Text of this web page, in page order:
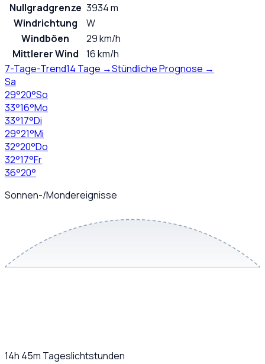
Nullgradgrenze 3934 m
Windrichtung
W
Windböen
29 km/h
Mittlerer Wind
16 km/h
7-Tage-Trend14 Tage →Stündliche Prognose →
Sa
29°20°So
33°16°Mo
33°17°Di
29°21°Mi
32°20°Do
32°17°Fr
36°20°
Sonnen-/Mondereignisse
14h 45m Tageslichtstunden